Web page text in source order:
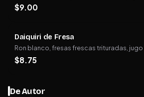
$9.00
Daiquiri de Fresa
Ron blanco, fresas frescas trituradas,
$8.75
De Autor